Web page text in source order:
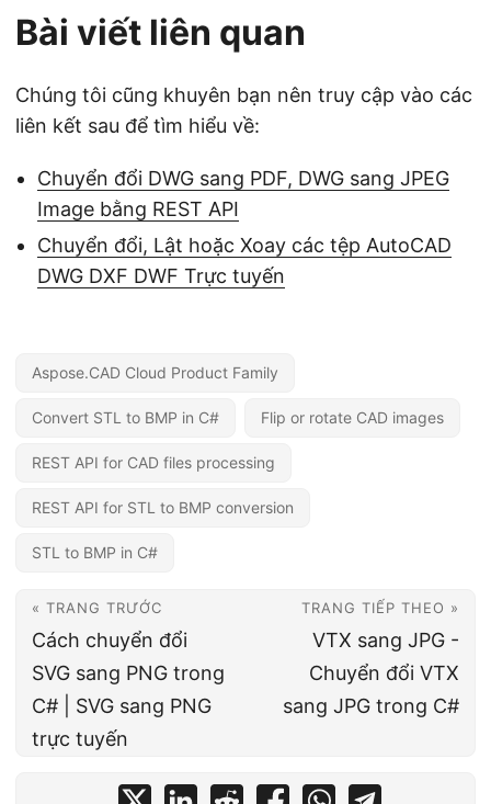
Bài viết liên quan
Chúng tôi cũng khuyên bạn nên truy cập vào các
liên kết sau để tìm hiểu về:
Chuyển đổi DWG sang PDF, DWG sang JPEG
Image bằng REST API
Chuyển đổi, Lật hoặc Xoay các tệp AutoCAD
DWG DXF DWF Trực tuyến
Aspose.CAD Cloud Product Family
Convert STL to BMP in C# Flip or rotate CAD images
REST API for CAD files processing
REST API for STL to BMP conversion
STL to BMP in C#
« TRANG TRƯỚC
Cách chuyển đổi
SVG sang PNG trong
C# | SVG sang PNG
trực tuyến
TRANG TIẾP THEO »
VTX sang JPG -
Chuyển đổi VTX
sang JPG trong C#